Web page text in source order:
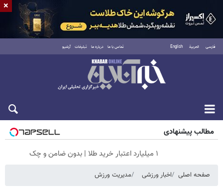
فارسی العربية English تماس با ما درباره ما تبلیغات آرشیو
پنجشنبه ۱۵ مرداد ۱۴۰۵
مطالب پیشنهادی
۱ میلیارد اعتبار خرید طلا | بدون ضامن و چک
صفحه اصلی اخبار ورزشی مدیریت ورزش
×